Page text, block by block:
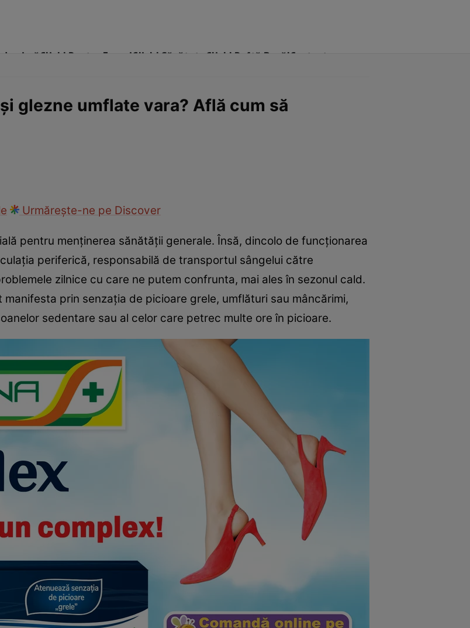
viațăClick! Pentru FemeiClick! Sănătate Click! Poftă Bună!Contact
glezne umflate vara? Află cum să
Urmărește-ne pe Discover
pentru menținerea sănătății generale. Însă, dincolo de funcționarea
periferică, responsabilă de transportul sângelui către
zilnice cu care ne putem confrunta, mai ales în sezonul cald.
prin senzația de picioare grele, umflături sau mâncărimi,
sedentare sau al celor care petrec multe ore în picioare.